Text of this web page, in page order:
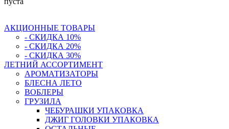
АКЦИОННЫЕ ТОВАРЫ
- СКИДКА 10%
- СКИДКА 20%
- СКИДКА 30%
ЛЕТНИЙ АССОРТИМЕНТ
АРОМАТИЗАТОРЫ
БЛЕСНА ЛЕТО
ВОБЛЕРЫ
ГРУЗИЛА
ЧЕБУРАШКИ УПАКОВКА
ДЖИГ ГОЛОВКИ УПАКОВКА